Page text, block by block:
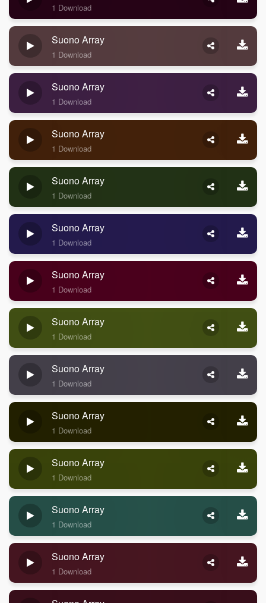
1 Download
Suono Array
1 Download
Suono Array
1 Download
Suono Array
1 Download
Suono Array
1 Download
Suono Array
1 Download
Suono Array
1 Download
Suono Array
1 Download
Suono Array
1 Download
Suono Array
1 Download
Suono Array
1 Download
Suono Array
1 Download
Suono Array
1 Download